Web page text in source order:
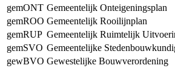
gemONT Gemeentelijk Onteigeningsplan
gemROO Gemeentelijk Rooilijnplan
gemRUP Gemeentelijk Ruimtelijk
gemSVO Gemeentelijke
gewBVO Gewestelijke Bouwverordening